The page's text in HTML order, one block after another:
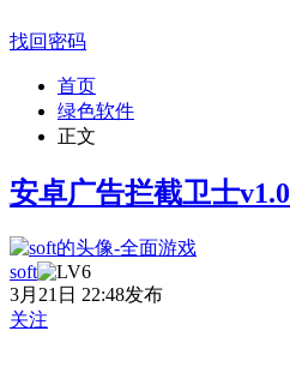
找回密码
首页
绿色软件
正文
安卓广告拦截卫士
soft
3月21日 22:48发布
关注